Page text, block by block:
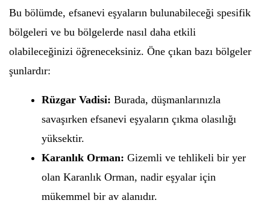
Bu bölümde, efsanevi eşyaların bulunabileceği spesifik
bölgeleri ve bu bölgelerde nasıl daha etkili
olabileceğinizi öğreneceksiniz. Öne çıkan bazı bölgeler
şunlardır:
Rüzgar Vadisi: Burada, düşmanlarınızla
savaşırken efsanevi eşyaların çıkma olasılığı
yüksektir.
Karanlık Orman: Gizemli ve tehlikeli bir yer
olan Karanlık Orman, nadir eşyalar için
mükemmel bir av alanıdır.